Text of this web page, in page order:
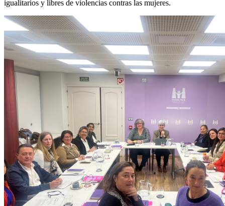
igualitarios y libres de violencias contras las mujeres.